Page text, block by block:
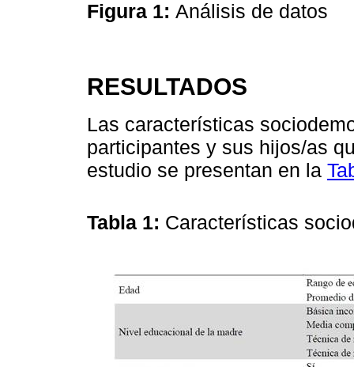
Figura 1: Análisis de datos
RESULTADOS
Las características
participantes y sus hijos/as
estudio se presentan en la
Tabla 1: Características